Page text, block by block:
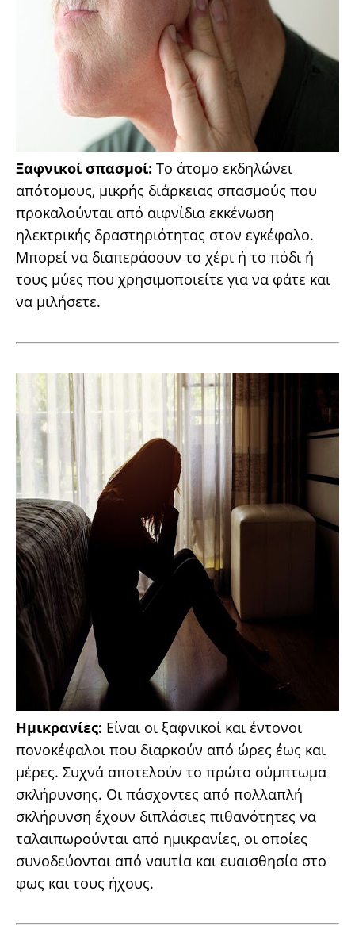
Ξαφνικοί σπασμοί: Το άτομο εκδηλώνει
απότομους, μικρής διάρκειας σπασμούς που
προκαλούνται από αιφνίδια εκκένωση
ηλεκτρικής δραστηριότητας στον εγκέφαλο.
Μπορεί να διαπεράσουν το χέρι ή το πόδι ή
τους μύες που χρησιμοποιείτε για να φάτε και
να μιλήσετε.
Ημικρανίες: Είναι οι ξαφνικοί και έντονοι
πονοκέφαλοι που διαρκούν από ώρες έως και
μέρες. Συχνά αποτελούν το πρώτο σύμπτωμα
σκλήρυνσης. Οι πάσχοντες από πολλαπλή
σκλήρυνση έχουν διπλάσιες πιθανότητες να
ταλαιπωρούνται από ημικρανίες, οι οποίες
συνοδεύονται από ναυτία και ευαισθησία στο
φως και τους ήχους.